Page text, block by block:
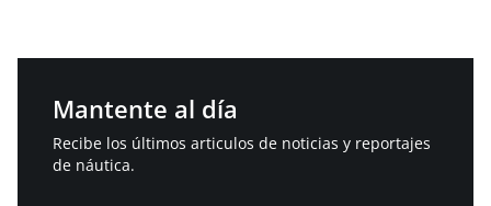
Mantente al día
Recibe los últimos articulos de noticias y reportajes
de náutica.